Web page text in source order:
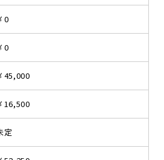
0
0
45,000
16,500
定